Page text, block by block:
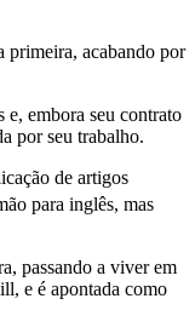
primeira, acabando por
embora seu contrato
por seu trabalho.
de artigos
para inglês, mas
passando a viver em
e é apontada como